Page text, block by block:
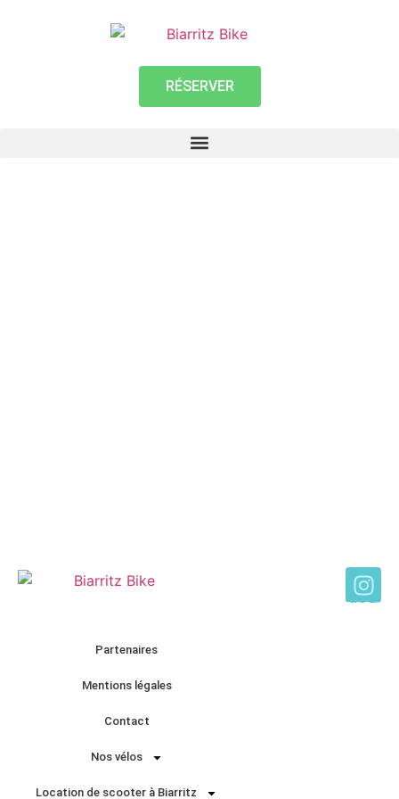
RÉSERVER
Partenaires
Mentions légales
Contact
Nos vélos
Location de scooter à Biarritz
RIDE ®